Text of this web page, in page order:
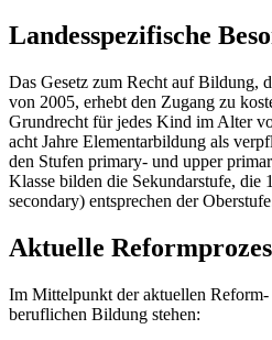
Landesspezifische
Das Gesetz zum Recht auf Bildung,
von 2005, erhebt den Zugang zu
Grundrecht für jedes Kind im Alter
acht Jahre Elementarbildung als
den Stufen primary- und upper
Klasse bilden die Sekundarstufe, die
secondary) entsprechen der
Aktuelle
Im Mittelpunkt der aktuellen
beruflichen Bildung stehen: